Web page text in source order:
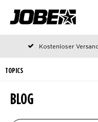
Kostenloser
An Werktagen vor 12:00
Zahlen
BLOG
TOPICS